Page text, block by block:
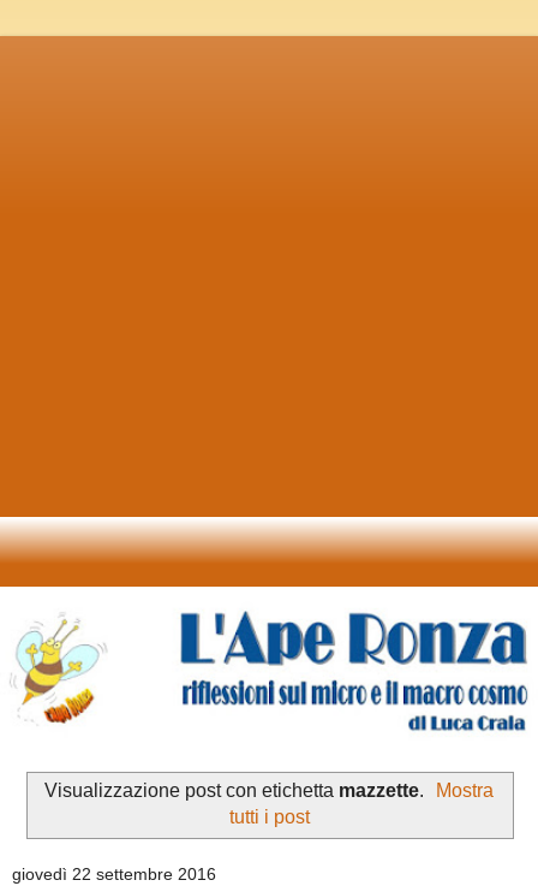
Visualizzazione post con etichetta mazzette.
Mostra
tutti i post
giovedì 22 settembre 2016